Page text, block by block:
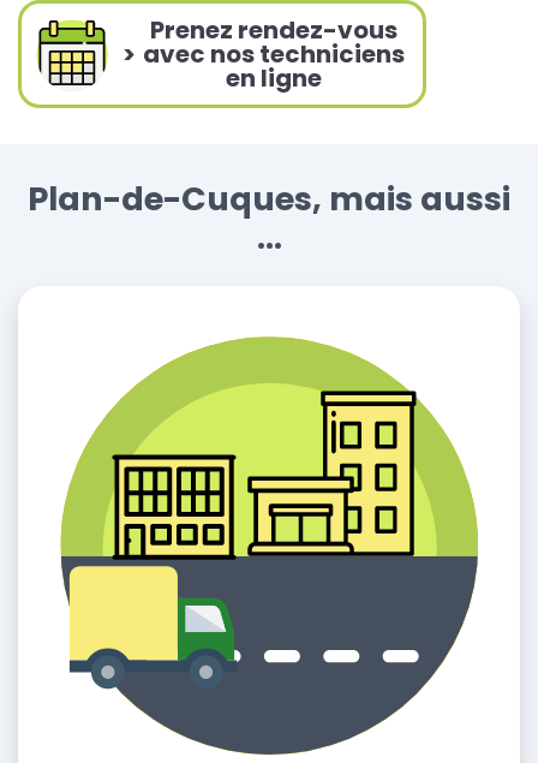
>
Prenez rendez-vous
avec nos techniciens
en ligne
Plan-de-Cuques, mais aussi
...